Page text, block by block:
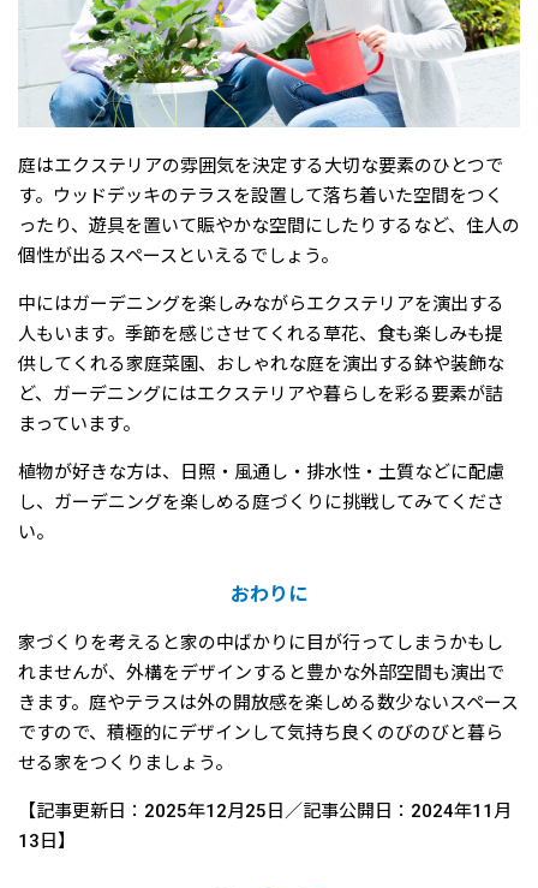
庭はエクステリアの雰囲気を決定する大切な要素のひとつで
す。ウッドデッキのテラスを設置して落ち着いた空間をつく
ったり、遊具を置いて賑やかな空間にしたりするなど、住人の
個性が出るスペースといえるでしょう。
中にはガーデニングを楽しみながらエクステリアを演出する
人もいます。季節を感じさせてくれる草花、食も楽しみも提
供してくれる家庭菜園、おしゃれな庭を演出する鉢や装飾な
ど、ガーデニングにはエクステリアや暮らしを彩る要素が詰
まっています。
植物が好きな方は、日照・風通し・排水性・土質などに配慮
し、ガーデニングを楽しめる庭づくりに挑戦してみてくださ
い。
おわりに
家づくりを考えると家の中ばかりに目が行ってしまうかもし
れませんが、外構をデザインすると豊かな外部空間も演出で
きます。庭やテラスは外の開放感を楽しめる数少ないスペース
ですので、積極的にデザインして気持ち良くのびのびと暮ら
せる家をつくりましょう。
【記事更新日：2025年12月25日／記事公開日：2024年11月
13日】